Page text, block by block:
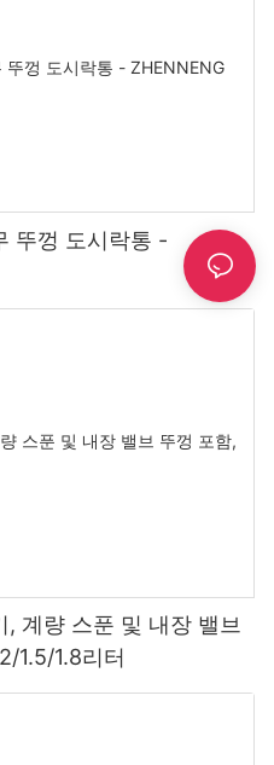
뚜껑 도시락통 -
계량 스푼 및 내장 밸브
1.5/1.8리터